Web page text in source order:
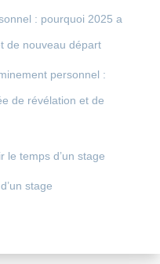
: pourquoi 2025 a
de nouveau départ
personnel :
de révélation et de
le temps d’un stage
stage